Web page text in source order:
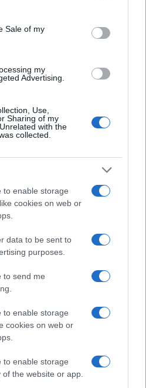
purposes in below Google
Sale of my
my
Advertising.
Use,
Sharing of my
with the
collected.
to enable storage
cookies on web or
data to be sent to
purposes.
to send me
to enable storage
cookies on web or
to enable storage
the website or app.
pubblicità nazionali?
€ 1,10 al mese
andando nella
del sito o
Berchidda
Sagra Del Porcettone